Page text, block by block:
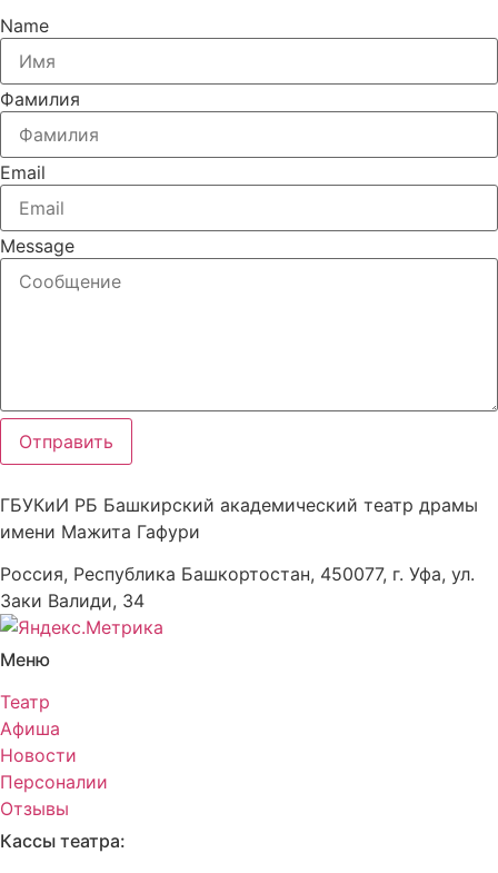
Name
Фамилия
Email
Message
Отправить
ГБУКиИ РБ Башкирский академический театр драмы
имени Мажита Гафури
Россия, Республика Башкортостан, 450077, г. Уфа, ул.
Заки Валиди, 34
Меню
Театр
Афиша
Новости
Персоналии
Отзывы
Кассы театра: